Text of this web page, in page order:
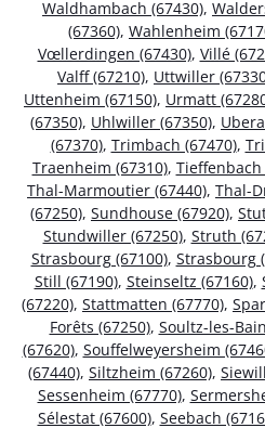
Waldhambach (67430),
(67360), Wahlenheim
Vœllerdingen (67430), Villé
Valff (67210), Uttwiller
Uttenheim (67150), Urmatt
(67350), Uhlwiller (67350),
(67370), Trimbach (67470),
Traenheim (67310), Tieffenbach
Thal-Marmoutier (67440), Thal-
(67250), Sundhouse (67920),
Stundwiller (67250), Struth
Strasbourg (67100), Strasbourg
Still (67190), Steinseltz (67160),
(67220), Stattmatten (67770),
Forêts (67250), Soultz-les-
(67620), Souffelweyersheim
(67440), Siltzheim (67260),
Sessenheim (67770),
Sélestat (67600), Seebach